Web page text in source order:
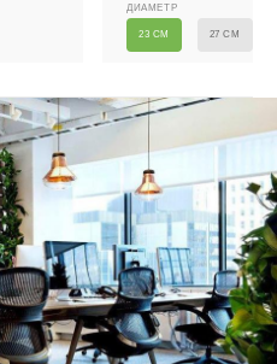
ДИАМЕТР
23 СМ 27 СМ